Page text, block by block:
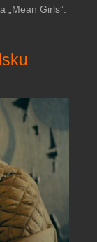
Girls”.